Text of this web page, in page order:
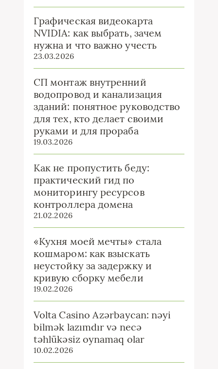
Графическая видеокарта
NVIDIA: как выбрать, зачем
нужна и что важно учесть
23.03.2026
СП монтаж внутренний
водопровод и канализация
зданий: понятное руководство
для тех, кто делает своими
руками и для прораба
19.03.2026
Как не пропустить беду:
практический гид по
мониторингу ресурсов
контроллера домена
21.02.2026
«Кухня моей мечты» стала
кошмаром: как взыскать
неустойку за задержку и
кривую сборку мебели
19.02.2026
Volta Casino Azərbaycan: nəyi
bilmək lazımdır və necə
təhlükəsiz oynamaq olar
10.02.2026